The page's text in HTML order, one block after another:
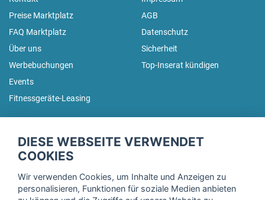
Preise Marktplatz
FAQ Marktplatz
Über uns
Werbebuchungen
Events
Fitnessgeräte-Leasing
AGB
Datenschutz
Sicherheit
Top-Inserat kündigen
Trage dich hier für unseren Newsletter ein und erhalte regelmäßig
DIESE WEBSEITE VERWENDET
COOKIES
Wir verwenden Cookies, um Inhalte und Anzeigen zu
personalisieren, Funktionen für soziale Medien anbieten